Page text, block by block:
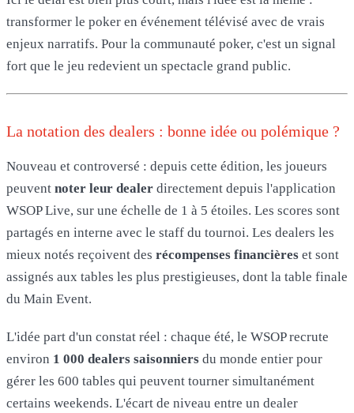
transformer le poker en événement télévisé avec de vrais
enjeux narratifs. Pour la communauté poker, c'est un signal
fort que le jeu redevient un spectacle grand public.
La notation des dealers : bonne idée ou polémique ?
Nouveau et controversé : depuis cette édition, les joueurs
peuvent noter leur dealer directement depuis l'application
WSOP Live, sur une échelle de 1 à 5 étoiles. Les scores sont
partagés en interne avec le staff du tournoi. Les dealers les
mieux notés reçoivent des récompenses financières et sont
assignés aux tables les plus prestigieuses, dont la table finale
du Main Event.
L'idée part d'un constat réel : chaque été, le WSOP recrute
environ 1 000 dealers saisonniers du monde entier pour
gérer les 600 tables qui peuvent tourner simultanément
certains weekends. L'écart de niveau entre un dealer